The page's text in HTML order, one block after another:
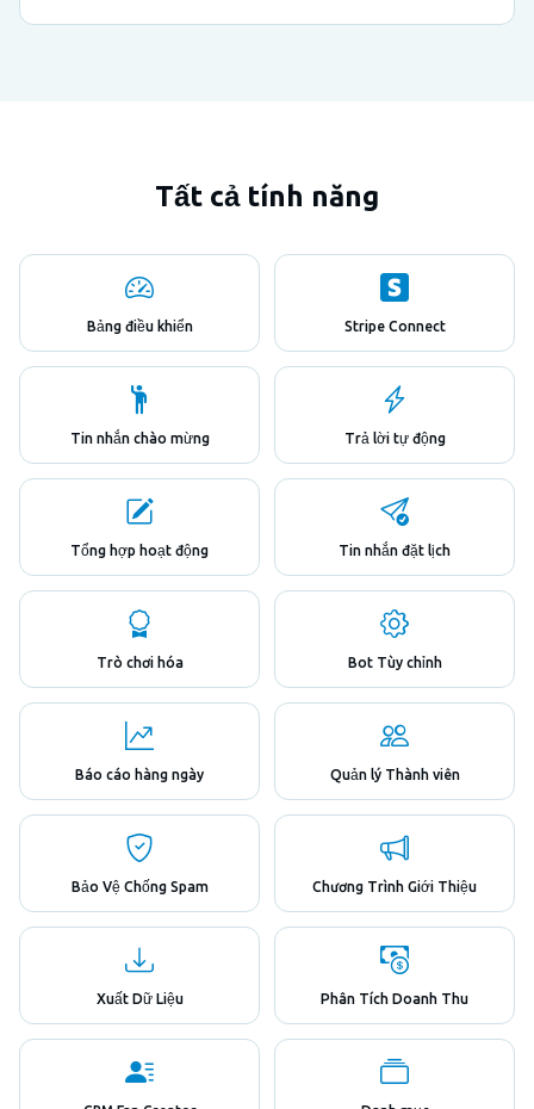
Tất cả tính năng
Bảng điều khiển Stripe Connect
Tin nhắn chào mừng Trả lời tự động
Tổng hợp hoạt động Tin nhắn đặt lịch
Trò chơi hóa Bot Tùy chỉnh
Báo cáo hàng ngày Quản lý Thành viên
Bảo Vệ Chống Spam Chương Trình Giới Thiệu
Xuất Dữ Liệu Phân Tích Doanh Thu